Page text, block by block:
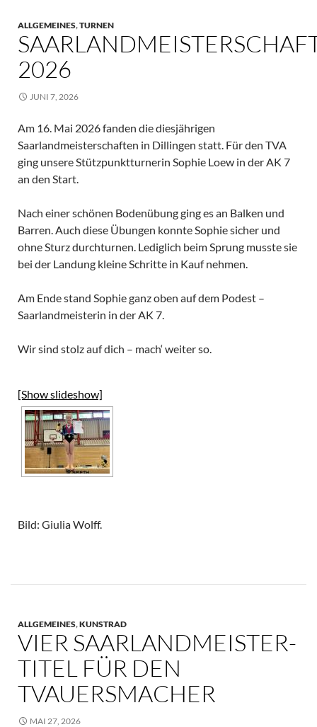
ALLGEMEINES,TURNEN
2026
JUNI 7, 2026
Am 16. Mai 2026 fanden die diesjährigen
Saarlandmeisterschaften in Dillingen statt. Für den TVA
ging unsere Stützpunktturnerin Sophie Loew in der AK 7
an den Start.
Nach einer schönen Bodenübung ging es an Balken und
Barren. Auch diese Übungen konnte Sophie sicher und
ohne Sturz durchturnen. Lediglich beim Sprung musste sie
bei der Landung kleine Schritte in Kauf nehmen.
Am Ende stand Sophie ganz oben auf dem Podest –
Saarlandmeisterin in der AK 7.
Wir sind stolz auf dich – mach‘ weiter so.
[Show slideshow]
Bild: Giulia Wolff.
ALLGEMEINES,KUNSTRAD
VIER SAARLANDMEISTER-
TITEL FÜR DEN
TVAUERSMACHER
MAI 27, 2026